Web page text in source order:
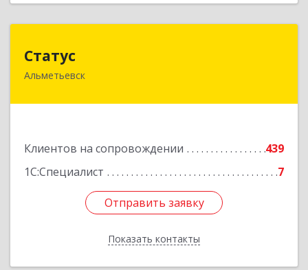
Статус
Альметьевск
Клиентов на сопровождении
439
1С:Специалист
7
Отправить заявку
Показать контакты
423450, Татарстан Респ, Альметьевск г, Мира
Отправить заявку
Назад